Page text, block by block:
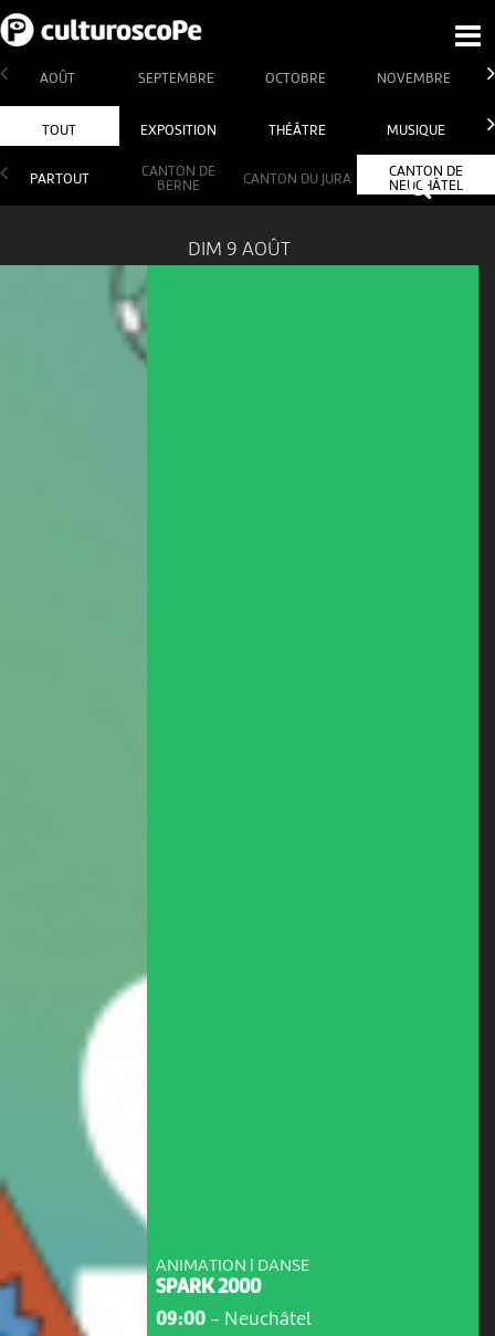
AOÛT SEPTEMBRE OCTOBRE NOVEMBRE
TOUT EXPOSITION THÉÂTRE MUSIQUE
PARTOUT
CANTON DE
BERNE
CANTON DU JURA
CANTON DE
NEUCHÂTEL
DIM 9 AOÛT
ANIMATION | DANSE
SPARK 2000
09:00- Neuchâtel